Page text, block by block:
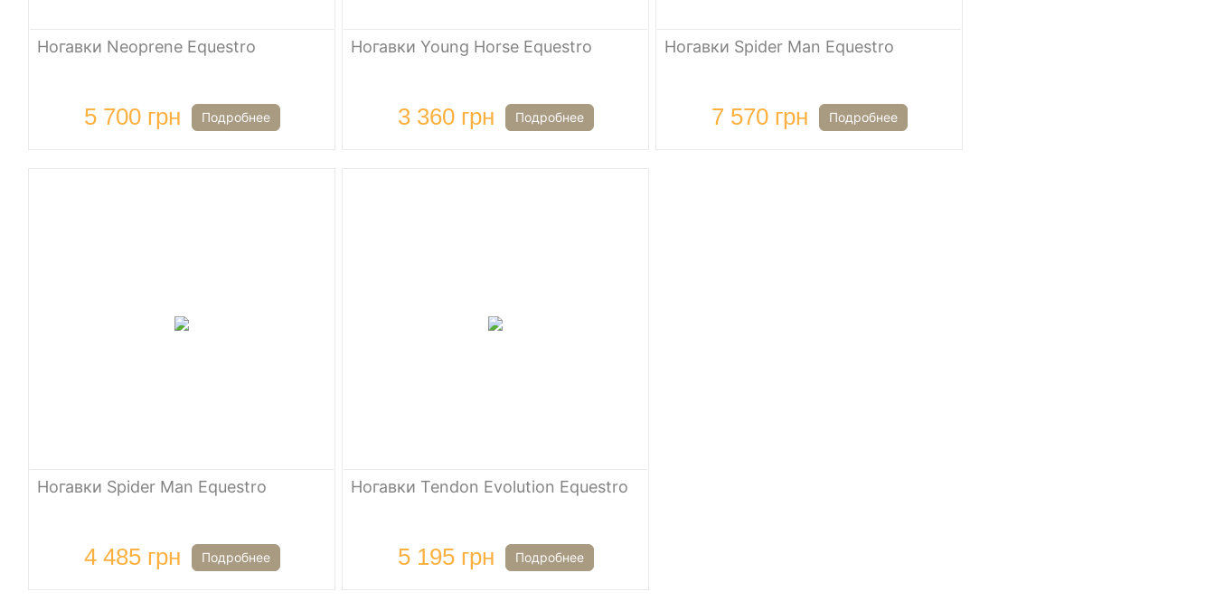
Ногавки Neoprene Equestro
5 700 грн Подробнее
Ногавки Young Horse Equestro
3 360 грн Подробнее
Ногавки Spider Man Equestro
7 570 грн Подробнее
Ногавки Spider Man Equestro
4 485 грн Подробнее
Ногавки Tendon Evolution Equestro
5 195 грн Подробнее